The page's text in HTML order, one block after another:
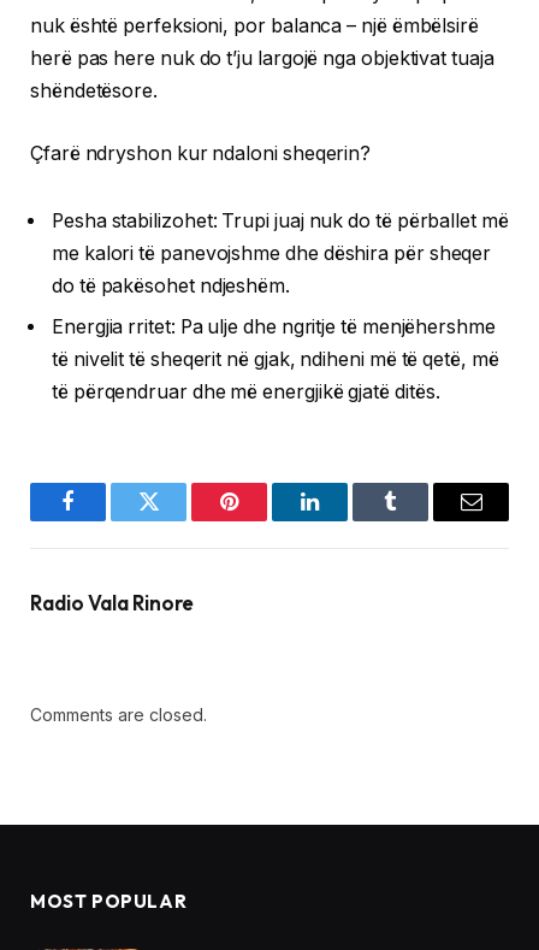
nuk është perfeksioni, por balanca – një ëmbëlsirë
herë pas here nuk do t’ju largojë nga objektivat tuaja
shëndetësore.
Çfarë ndryshon kur ndaloni sheqerin?
Pesha stabilizohet: Trupi juaj nuk do të përballet më
me kalori të panevojshme dhe dëshira për sheqer
do të pakësohet ndjeshëm.
Energjia rritet: Pa ulje dhe ngritje të menjëhershme
të nivelit të sheqerit në gjak, ndiheni më të qetë, më
të përqendruar dhe më energjikë gjatë ditës.
FacebookTwitter Pinterest LinkedInTumblr Email
Radio Vala Rinore
Comments are closed.
MOST POPULAR